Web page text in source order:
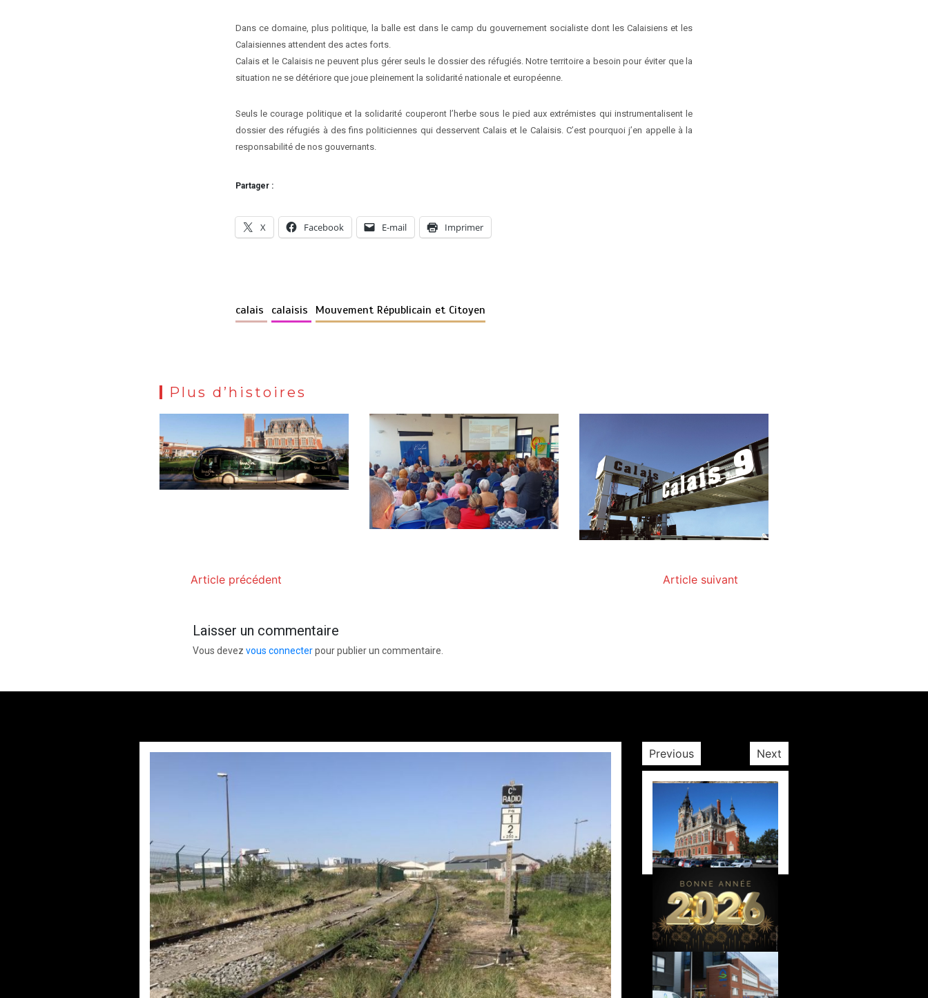
Dans ce domaine, plus politique, la balle est dans le camp du gouvernement socialiste dont les Calaisiens et les
Calaisiennes attendent des actes forts.
Calais et le Calaisis ne peuvent plus gérer seuls le dossier des réfugiés. Notre territoire a besoin pour éviter que la
situation ne se détériore que joue pleinement la solidarité nationale et européenne.
Seuls le courage politique et la solidarité couperont l’herbe sous le pied aux extrémistes qui instrumentalisent le
dossier des réfugiés à des fins politiciennes qui desservent Calais et le Calaisis. C’est pourquoi j’en appelle à la
responsabilité de nos gouvernants.
Partager :
X Facebook E-mail Imprimer
calais calaisis Mouvement Républicain et Citoyen
Plus d’histoires
Article précédent Article suivant
Laisser un commentaire
Vous devez vous connecterpour publier un commentaire.
Éthique et probité à Calais ???
parPhilippe BLET 20 décembre 2025 2 minutes 8 mois
Accès au bus et tri sélectif !!!
parPhilippe BLET 16 avril 2024 2 minutes 2 ans
Previous Next